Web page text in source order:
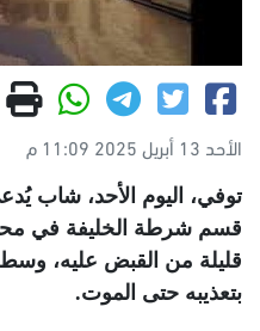
الأحد 13 أبريل 2025 11:09 م
قسم شرطة الخليفة في
قليلة من القبض عليه، وسط
بتعذيبه حتى الموت.